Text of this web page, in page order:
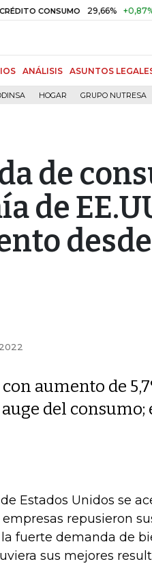
CONSUMO 29,66% +0,87%
ANÁLISIS ASUNTOS
HOGAR GRUPO NUTRESA
de
de
aumento de
del
Estados Unidos se
repusieron
fuerte demanda de
sus mejores